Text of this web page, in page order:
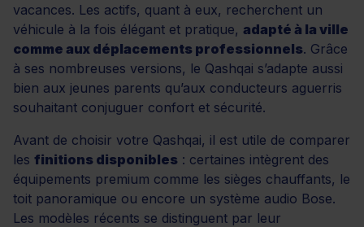
vacances. Les actifs, quant à eux, recherchent un
véhicule à la fois élégant et pratique, adapté à la ville
comme aux déplacements professionnels. Grâce
à ses nombreuses versions, le Qashqai s’adapte aussi
bien aux jeunes parents qu’aux conducteurs aguerris
souhaitant conjuguer confort et sécurité.
Avant de choisir votre Qashqai, il est utile de comparer
les finitions disponibles : certaines intègrent des
équipements premium comme les sièges chauffants, le
toit panoramique ou encore un système audio Bose.
Les modèles récents se distinguent par leur